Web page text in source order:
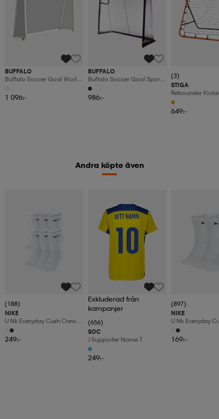
BUFFALO
Buffalo Soccer Goal World
1 096:-
BUFFALO
Buffalo Soccer Goal Sport
Black (244x200x90cm)
986:-
(3)
STIGA
Rebounder
Black/orange
649:-
Andra köpte även
(188)
NIKE
U Nk Everyday Cush Crew
6pr-Bd
249:-
Exkluderad från
kampanjer
(656)
SOC
J Supporter Name T
249:-
(897)
NIKE
U Nk Everyday
3pr
169:-